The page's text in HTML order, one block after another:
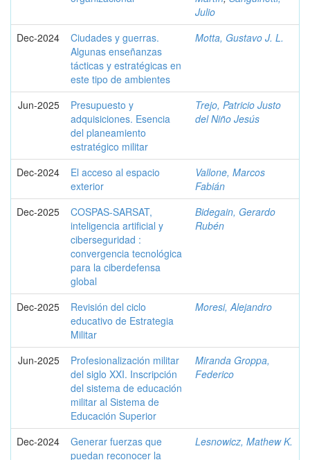
Julio
Dec-2024
Ciudades y guerras.
Algunas enseñanzas
tácticas y estratégicas en
este tipo de ambientes
Motta, Gustavo J. L.
Jun-2025
Presupuesto y
adquisiciones. Esencia
del planeamiento
estratégico militar
Trejo, Patricio Justo
del Niño Jesús
Dec-2024
El acceso al espacio
exterior
Vallone, Marcos
Fabián
Dec-2025
COSPAS-SARSAT,
inteligencia artificial y
ciberseguridad :
convergencia tecnológica
para la ciberdefensa
global
Bidegain, Gerardo
Rubén
Dec-2025
Revisión del ciclo
educativo de Estrategia
Militar
Moresi, Alejandro
Jun-2025
Profesionalización militar
del siglo XXI. Inscripción
del sistema de educación
militar al Sistema de
Educación Superior
Miranda Groppa,
Federico
Dec-2024
Generar fuerzas que
puedan reconocer la
Lesnowicz, Mathew K.